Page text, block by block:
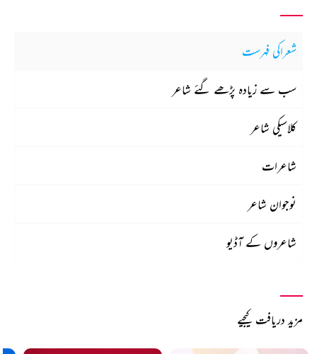
شعراکی فہرست
سب سے زیادہ پڑھے گئے شاعر
کلاسیکی شاعر
شاعرات
نوجوان شاعر
شاعروں کے آڈیو
مزید دریافت کیجیے